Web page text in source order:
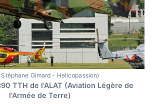
Stéphane Gimard - Helicopassion)
TTH de l'ALAT (Aviation Légère de
l'Armée de Terre)